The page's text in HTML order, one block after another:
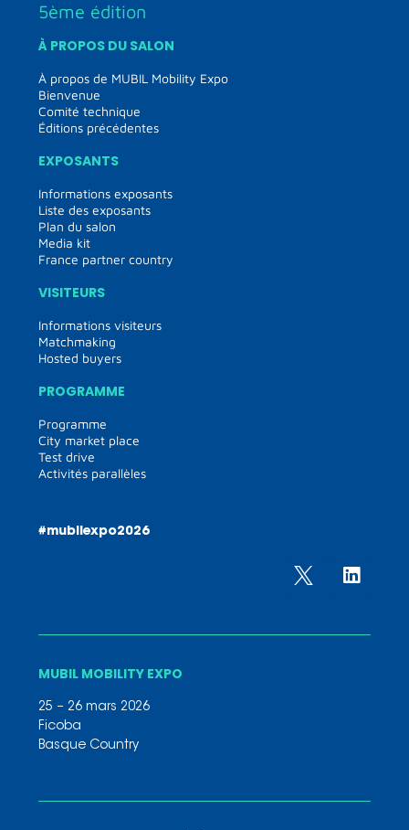
5ème édition
À PROPOS DU SALON
À propos de MUBIL Mobility Expo
Bienvenue
Comité technique
Éditions précédentes
EXPOSANTS
Informations exposants
Liste des exposants
Plan du salon
Media kit
France partner country
VISITEURS
Informations visiteurs
Matchmaking
Hosted buyers
PROGRAMME
Programme
City market place
Test drive
Activités parallèles
#mubilexpo2026
MUBIL MOBILITY EXPO
25 – 26 mars 2026
Ficoba
Basque Country